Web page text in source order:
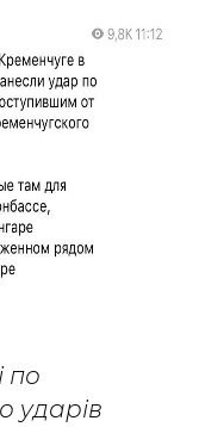
по
ударів